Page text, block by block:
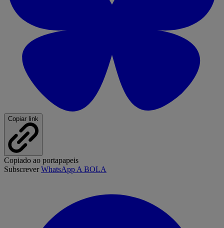
Copiar link
Copiado ao portapapeis
SubscreverWhatsApp A BOLA